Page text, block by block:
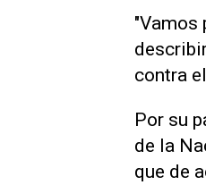
"Vamos
contra
Por su
de la
que de